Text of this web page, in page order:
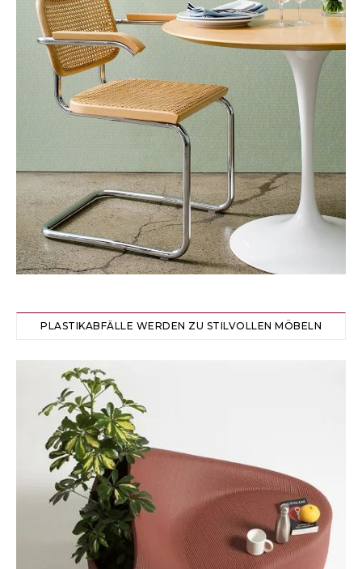
PLASTIKABFÄLLE WERDEN ZU STILVOLLEN MÖBELN